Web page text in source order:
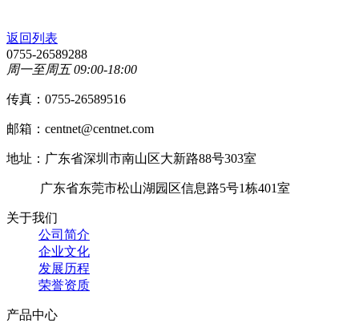
返回列表
0755-26589288
周一至周五 09:00-18:00
传真：0755-26589516
邮箱：centnet@centnet.com
地址：广东省深圳市南山区大新路88号303室
广东省东莞市松山湖园区信息路5号1栋401室
关于我们
公司简介
企业文化
发展历程
荣誉资质
产品中心